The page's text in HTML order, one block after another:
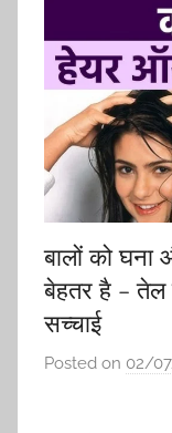
बालों को
बेहतर है – तेल
सच्चाई
Posted on 02/